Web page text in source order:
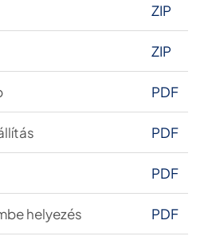
ZIP
ZIP
PDF
PDF
PDF
helyezés PDF